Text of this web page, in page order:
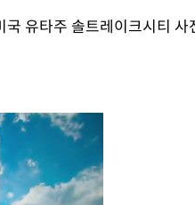
유타주 솔트레이크시티 사